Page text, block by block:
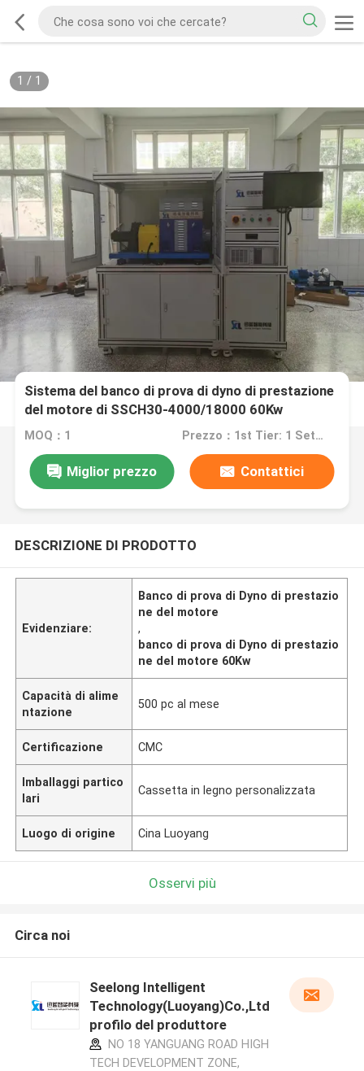
1 / 1
Sistema del banco di prova di dyno di prestazione
del motore di SSCH30-4000/18000 60Kw
MOQ：1 Prezzo：1st Tier: 1 Set, Unit Price USD 3.00 2nd Tier: 2-5 Sets, Unit Price USD 2.00 3rd Tier: Over 5 Sets, Unit Price USD 1.00
Miglior prezzo Contattici
DESCRIZIONE DI PRODOTTO
Evidenziare:
Banco di prova di Dyno di prestazio
ne del motore
,
banco di prova di Dyno di prestazio
ne del motore 60Kw
Capacità di alime
ntazione
500 pc al mese
Certificazione CMC
Imballaggi partico
lari
Cassetta in legno personalizzata
Luogo di origine Cina Luoyang
Osservi più
Circa noi
Seelong Intelligent
Technology(Luoyang)Co.,Ltd
profilo del produttore
NO 18 YANGUANG ROAD HIGH
TECH DEVELOPMENT ZONE,